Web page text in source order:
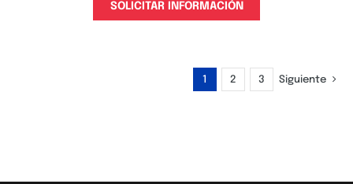
SOLICITAR INFORMACIÓN
1 2 3 Siguiente